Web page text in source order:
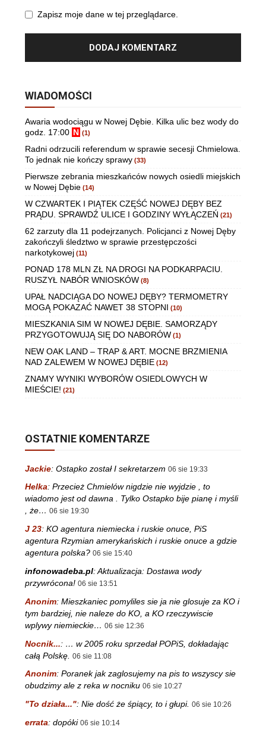
Zapisz moje dane w tej przeglądarce.
WIADOMOŚCI
Awaria wodociągu w Nowej Dębie. Kilka ulic bez wody do
godz. 17:00 N (1)
Radni odrzucili referendum w sprawie secesji Chmielowa.
To jednak nie kończy sprawy (33)
Pierwsze zebrania mieszkańców nowych osiedli miejskich
w Nowej Dębie (14)
W CZWARTEK I PIĄTEK CZĘŚĆ NOWEJ DĘBY BEZ
PRĄDU. SPRAWDŹ ULICE I GODZINY WYŁĄCZEŃ (21)
62 zarzuty dla 11 podejrzanych. Policjanci z Nowej Dęby
zakończyli śledztwo w sprawie przestępczości
narkotykowej (11)
PONAD 178 MLN ZŁ NA DROGI NA PODKARPACIU.
RUSZYŁ NABÓR WNIOSKÓW (8)
UPAŁ NADCIĄGA DO NOWEJ DĘBY? TERMOMETRY
MOGĄ POKAZAĆ NAWET 38 STOPNI (10)
MIESZKANIA SIM W NOWEJ DĘBIE. SAMORZĄDY
PRZYGOTOWUJĄ SIĘ DO NABORÓW (1)
NEW OAK LAND – TRAP & ART. MOCNE BRZMIENIA
NAD ZALEWEM W NOWEJ DĘBIE (12)
ZNAMY WYNIKI WYBORÓW OSIEDLOWYCH W
MIEŚCIE! (21)
OSTATNIE KOMENTARZE
Jackie: Ostapko został I sekretarzem 06 sie 19:33
Helka: Przecież Chmielów nigdzie nie wyjdzie , to
wiadomo jest od dawna . Tylko Ostapko bije pianę i myśli
, że… 06 sie 19:30
J 23: KO agentura niemiecka i ruskie onuce, PiS
agentura Rzymian amerykańskich i ruskie onuce a gdzie
agentura polska? 06 sie 15:40
infonowadeba.pl:Aktualizacja: Dostawa wody
przywrócona! 06 sie 13:51
Anonim: Mieszkaniec pomyliles sie ja nie glosuje za KO i
tym bardziej, nie naleze do KO, a KO rzeczywiscie
wplywy niemieckie… 06 sie 12:36
Nocnik...: … w 2005 roku sprzedał POPiS, dokładając
całą Polskę. 06 sie 11:08
Anonim: Poranek jak zaglosujemy na pis to wszyscy sie
obudzimy ale z reka w nocniku 06 sie 10:27
"To działa...": Nie dość że śpiący, to i głupi. 06 sie 10:26
errata: dopóki 06 sie 10:14